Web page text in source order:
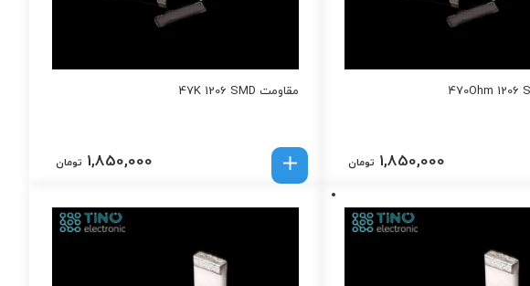
1,850,000 تومان
مقاومت 47K 1206 SMD
1,850,000 تومان